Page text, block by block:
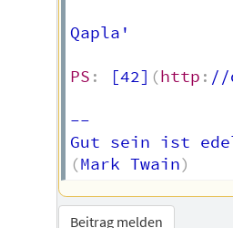
Qapla'
PS : [42] (http : //
--
Gut sein ist
(Mark Twain)
Beitrag melden